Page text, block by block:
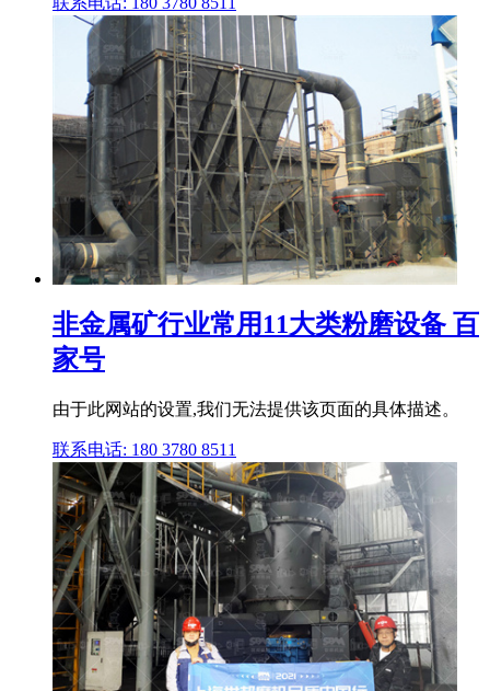
非金属矿行业常用11大类粉磨设备 百
家号
由于此网站的设置,我们无法提供该页面的具体描述。
联系电话: 180 3780 8511